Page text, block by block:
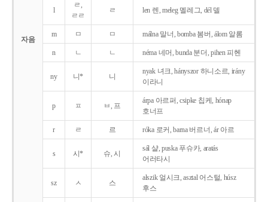
자음
l
ㄹ,
ㄹㄹ
ㄹ len 렌, meleg 멜레그, dél 델
m ㅁ ㅁ málna 말너, bomba 봄버, álom 알롬
n ㄴ ㄴ néma 네머, bunda 분더, pihen 피헨
ny 니* 니
nyak 녀크, hányszor 하니소르, irány
이라니
p ㅍ ㅂ, 프
árpa 아르퍼, csipke 칩케, hónap
호너프
r ㄹ 르 róka 로커, barna 버르너, ár 아르
s 시* 슈, 시
sál 샬, puska 푸슈카, aratás
어러타시
sz ㅅ 스
alszik 얼시크, asztal 어스털, húsz
후스